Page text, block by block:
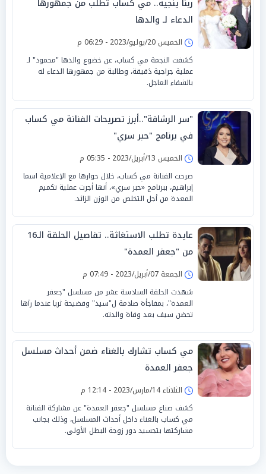
الدعاء لـ والدها
الخميس 20/يوليو/2023 - 06:29 م
كشفت النجمة مي كساب، عن خضوع والدها "محمود" لـ
عملية جراجية دَقيقة، وطالبة من جمهورها الدعاء له
بالشفاء العاجل.
"سر الرشاقة"..أبرز تصريحات الفنانة مي كساب
في برنامج "حبر سري"
الخميس 13/أبريل/2023 - 05:35 م
صرحت الفنانة مي كساب، خلال حوارها مع الإعلامية اسما
إبراهيم، ببرنامج «حبر سري»، أنها أجرت عملية تكميم
المعدة من أجل التخلص من الوزن الزائد.
عايدة تطلب الاستغاثة.. تفاصيل الحلقة الـ16
من "جعفر العمدة"
الجمعة 07/أبريل/2023 - 07:49 م
شهدت الحلقة السادسة عشر من مسلسل "جعفر
العمدة"، بمفاجأة صادمة ل"سيد" وفضيحة ثريا عندما رآها
تحضن سيف بعد وفاة والدته.
مي كساب تشارك بالغناء ضمن أحداث مسلسل
جعفر العمدة
الثلاثاء 14/مارس/2023 - 12:14 م
كشف صناع مسلسل "جعفر العمدة" عن مشاركة الفنانة
مي كساب بالغناء داخل أحداث المسلسل، وذلك بجانب
مشاركتها بتجسيد دور زوجة البطل الأولى.